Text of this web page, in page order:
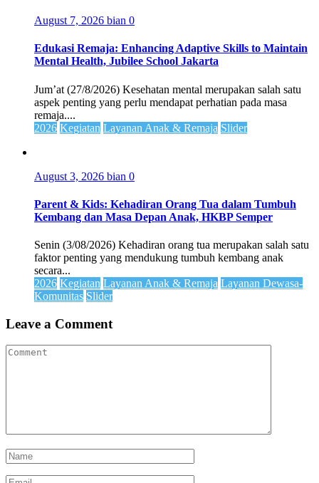
August 7, 2026 bian 0
Edukasi Remaja: Enhancing Adaptive Skills to Maintain
Mental Health, Jubilee School Jakarta
Jum’at (27/8/2026) Kesehatan mental merupakan salah satu
aspek penting yang perlu mendapat perhatian pada masa
remaja....
2026 Kegiatan Layanan Anak & Remaja Slider
August 3, 2026 bian 0
Parent & Kids: Kehadiran Orang Tua dalam Tumbuh
Kembang dan Masa Depan Anak, HKBP Semper
Senin (3/08/2026) Kehadiran orang tua merupakan salah satu
faktor penting yang mendukung tumbuh kembang anak
secara...
2026 Kegiatan Layanan Anak & Remaja Layanan Dewasa-
Komunitas Slider
Leave a Comment